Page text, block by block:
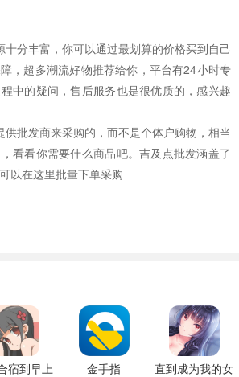
十分丰富，你可以通过最划算的价格买到自己
，超多潮流好物推荐给你，平台有24小时专
中的疑问，售后服务也是很优质的，感兴趣
供批发商来采购的，而不是个体户购物，相当
看看你需要什么商品吧。吉及点批发涵盖了
以在这里批量下单采购
宿到早上 金手指
直到成为我的女